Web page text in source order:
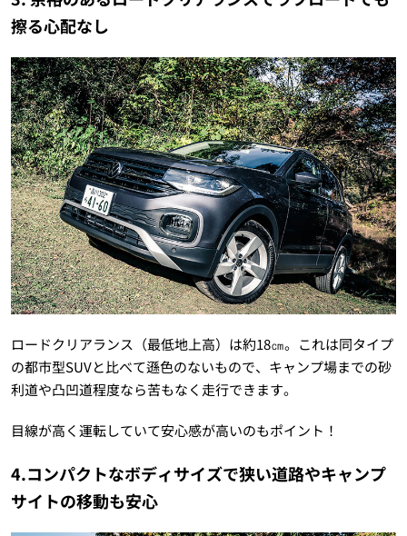
擦る心配なし
ロードクリアランス（最低地上高）は約18㎝。これは同タイプ
の都市型SUVと比べて遜色のないもので、キャンプ場までの砂
利道や凸凹道程度なら苦もなく走行できます。
目線が高く運転していて安心感が高いのもポイント！
4.コンパクトなボディサイズで狭い道路やキャンプ
サイトの移動も安心